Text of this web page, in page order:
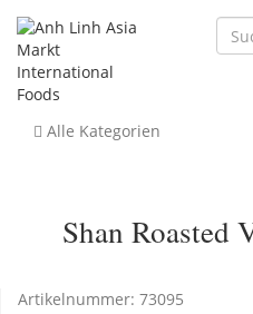
Alle Kategorien
Shan Roasted
Artikelnummer: 73095